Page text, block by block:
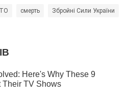
смерть Збройні Сили України